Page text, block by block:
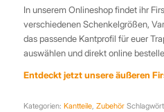
In unserem Onlineshop findet ihr
verschiedenen Schenkelgrößen,
das passende Kantprofil für euer
auswählen und direkt online
Entdeckt jetzt unsere äußeren
Kategorien: Kantteile, Zubehör